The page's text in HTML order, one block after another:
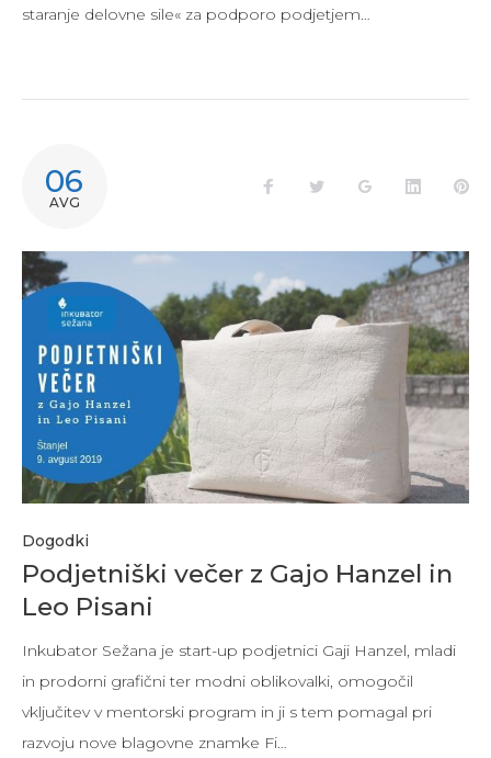
staranje delovne sile« za podporo podjetjem…
06
AVG
FacebookTwitter Google+LinkedIn
Dogodki
Podjetniški večer z Gajo Hanzel in
Leo Pisani
Inkubator Sežana je start-up podjetnici Gaji Hanzel, mladi
in prodorni grafični ter modni oblikovalki, omogočil
vključitev v mentorski program in ji s tem pomagal pri
razvoju nove blagovne znamke Fi…